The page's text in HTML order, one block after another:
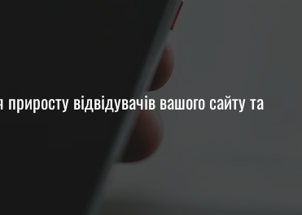
відвідувачів вашого сайту та